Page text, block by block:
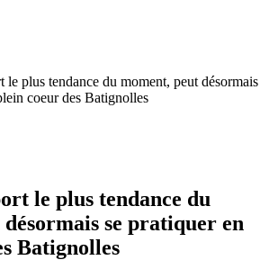
le plus tendance du moment, peut désormais
coeur des Batignolles
le plus tendance du
se pratiquer en
Batignolles